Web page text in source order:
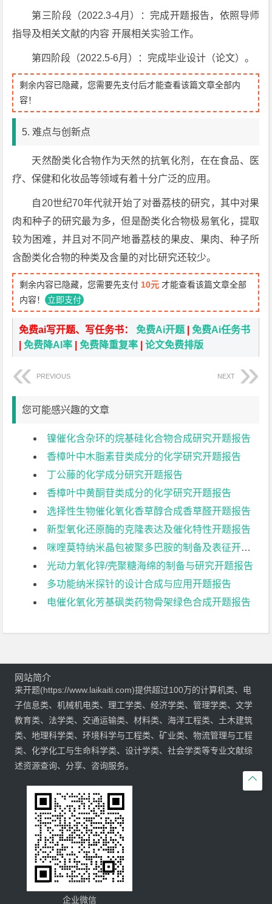
第三阶段（2022.3-4月）：完成开题报告，依照导师
指导及相关文献的内容 开展相关实验工作。
第四阶段（2022.5-6月）：完成毕业设计（论文）。
剩余内容已隐藏，您需要先支付后才能查看该篇文章全部内
容！
5. 难点与创新点
天然酚类化合物作为天然的抗氧化剂，在在食品、医
疗、保健和化妆品等领域有着十分广泛的应用。
自20世纪70年代就开始了对番荔枝的研究，其中对果
肉和种子的研究最为多，但是酚类化合物极易氧化，提取
较为困难，并且对不同产地番荔枝的果皮、果肉、种子所
含酚类化合物的种类及含量的对比研究还较少。
剩余内容已隐藏，您需要先支付 10元 才能查看该篇文章全部
内容！ 立即支付
免费ai写开题、写任务书：免费Ai开题 |免费Ai任务书
|免费降AI率 |免费降重复率 |论文免费排版
PREVIOUS NEXT
您可能感兴趣的文章
镍催化含杂环的烷基硅化合物合成研究开题报告
香樟叶中木脂素苷类成分的化学研究开题报告
丁公藤的化学成分研究开题报告
香樟叶中黄酮苷类成分的化学研究开题报告
选择性生物催化氧化香草醇合成香草醛开题报告
新型氧化还原酶的克隆表达及催化特性开题报告
咪喹莫特纳米晶包被聚多巴胺的制备及表征开题报告
光动力氧化锌/壳聚糖海绵的制备与研究开题报告
多功能纳米探针的设计合成与应用开题报告
电催化氧化芳基砜类药物骨架绿色合成开题报告

网站简介
来开题(https://www.laikaiti.com)提供超过100万的计算机类、电
子信息类、机械机电类、理工学类、经济学类、管理学类、文学
教育类、法学类、交通运输类、材料类、海洋工程类、土木建筑
类、地理科学类、环境科学与工程类、矿业类、物流管理与工程
类、化学化工与生命科学类、设计学类、社会学类等专业文献综
述资源查询、分享、咨询服务。
企业微信